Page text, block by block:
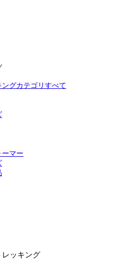
グカテゴリすべて
ーマー
レッキング